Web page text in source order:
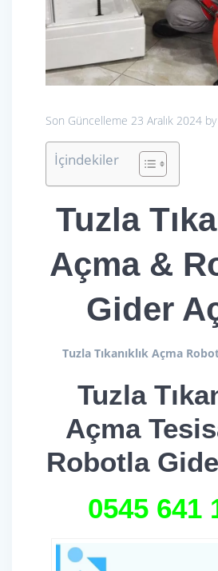
Son Güncelleme 23 Aralık 2024 by
İçindekiler
Tuzla
Açma &
Gider
Tuzla Tıkanıklık Açma
Tuzla
Açma
Robotla
0545 641